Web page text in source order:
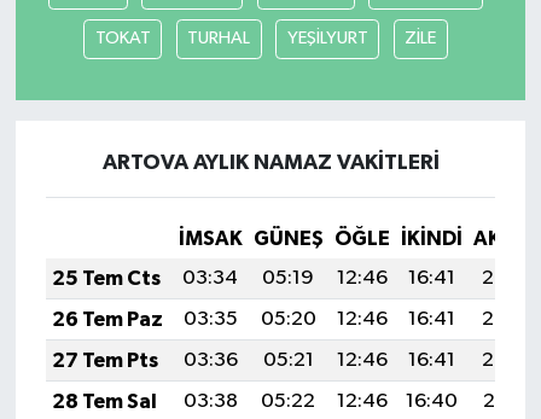
TOKAT TURHAL YEŞİLYURT ZİLE
ARTOVA AYLIK NAMAZ VAKITLERI
İMSAK GÜNEŞ ÖĞLE İKINDI
25 Tem Cts
03:34 05:19 12:46 16:41
20:03
26 Tem Paz
03:35 05:20 12:46 16:41
20:03
27 Tem Pts
03:36 05:21 12:46 16:41
20:02
28 Tem Sal
03:38 05:22 12:46 16:40
20:01